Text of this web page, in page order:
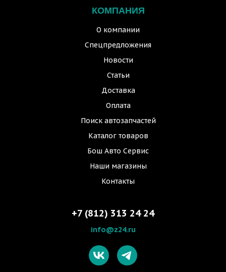
КОМПАНИЯ
О компании
Спецпредложения
Новости
Статьи
Доставка
Оплата
Поиск автозапчастей
Каталог товаров
Бош Авто Сервис
Наши магазины
Контакты
+7 (812) 313 24 24
info@z24.ru